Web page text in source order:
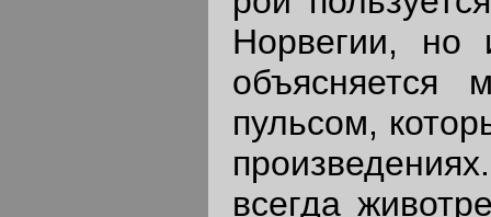
Норвегии, но
объясняется
пульсом,
всегда